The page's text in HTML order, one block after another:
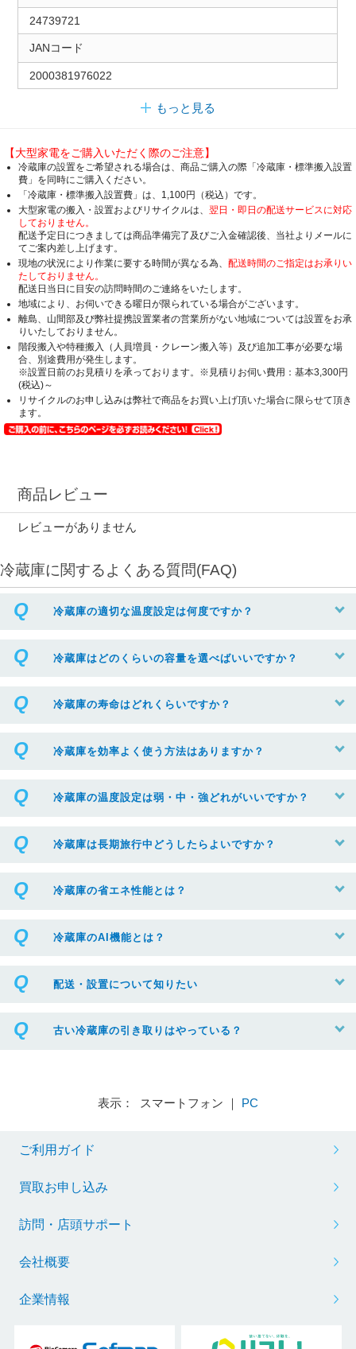
24739721
JANコード
2000381976022
もっと見る
【大型家電をご購入いただく際のご注意】
冷蔵庫の設置をご希望される場合は、商品ご購入の際「冷蔵庫・標準搬入設置
費」を同時にご購入ください。
「冷蔵庫・標準搬入設置費」は、1,100円（税込）です。
大型家電の搬入・設置およびリサイクルは、 翌日・即日の配送サービスに対応
しておりません。
配送予定日につきましては商品準備完了及びご入金確認後、当社よりメールに
てご案内差し上げます。
現地の状況により作業に要する時間が異なる為、 配送時間のご指定はお承りい
たしておりません。
配送日当日に目安の訪問時間のご連絡をいたします。
地域により、お伺いできる曜日が限られている場合がございます。
離島、山間部及び弊社提携設置業者の営業所がない地域については設置をお承
りいたしておりません。
階段搬入や特種搬入（人員増員・クレーン搬入等）及び追加工事が必要な場
合、別途費用が発生します。
※設置日前のお見積りを承っております。※見積りお伺い費用：基本3,300円
(税込)～
リサイクルのお申し込みは弊社で商品をお買い上げ頂いた場合に限らせて頂き
ます。
商品レビュー
レビューがありません
冷蔵庫に関するよくある質問(FAQ)
冷蔵庫の適切な温度設定は何度ですか？
冷蔵庫はどのくらいの容量を選べばいいですか？
冷蔵庫の寿命はどれくらいですか？
冷蔵庫を効率よく使う方法はありますか？
冷蔵庫の温度設定は弱・中・強どれがいいですか？
冷蔵庫は長期旅行中どうしたらよいですか？
冷蔵庫の省エネ性能とは？
冷蔵庫のAI機能とは？
配送・設置について知りたい
古い冷蔵庫の引き取りはやっている？
表示： スマートフォン ｜ PC
ご利用ガイド
買取お申し込み
訪問・店頭サポート
会社概要
企業情報